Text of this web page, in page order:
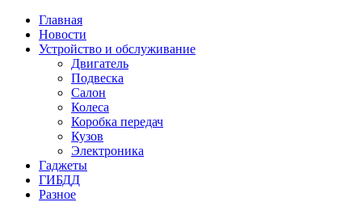
Главная
Новости
Устройство и обслуживание
Двигатель
Подвеска
Салон
Колеса
Коробка передач
Кузов
Электроника
Гаджеты
ГИБДД
Разное